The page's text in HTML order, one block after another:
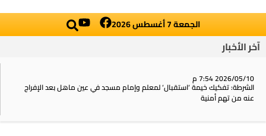
الجمعة 7 أغسطس 2026
آخر الأخبار
2026/05/10 7:54 م
الشرطة: تفكيك خيمة ‘استقبال‘ لمعلم وإمام مسجد في عين ماهل بعد الإفراج
عنه من تهم أمنية